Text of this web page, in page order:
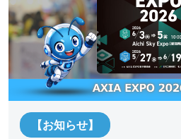
【お知らせ】